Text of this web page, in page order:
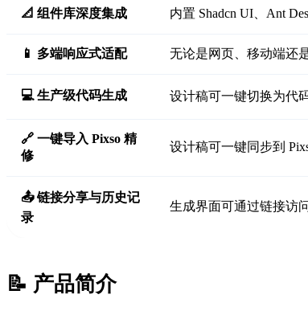
📐 组件库深度集成 内置 Shadcn UI、Ant
📱 多端响应式适配 无论是网页、移动端还
💻 生产级代码生成 设计稿可一键切换为代
🔗 一键导入 Pixso 精
修
设计稿可一键同步到
📤 链接分享与历史记
录
生成界面可通过链接访
📝 产品简介